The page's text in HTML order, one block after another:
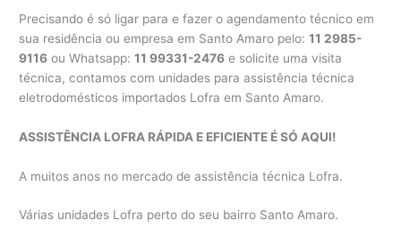
Precisando é só ligar para e fazer o agendamento técnico em
sua residência ou empresa em Santo Amaro pelo:11 2985-
9116 ou Whatsapp:11 99331-2476 e solicite uma visita
técnica, contamos com unidades para assistência técnica
eletrodomésticos importados Lofra em Santo Amaro.
ASSISTÊNCIA LOFRA RÁPIDA E EFICIENTE É SÓ AQUI!
A muitos anos no mercado de assistência técnica Lofra.
Várias unidades Lofra perto do seu bairro Santo Amaro.